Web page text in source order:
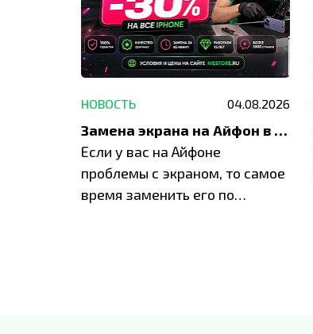
НОВОСТЬ 04.08.2026
Замена экрана на Айфон в Москве и Балашихе
Если у вас на Айфоне
проблемы с экраном, то самое
время заменить его по